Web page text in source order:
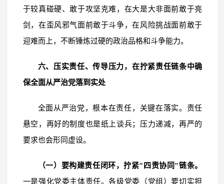
于较真碰硬、敢于攻坚克难，在大是大非面前敢于亮
剑，在歪风邪气面前敢于斗争，在风险挑战面前敢于
迎难而上，不断锤炼过硬的政治品格和斗争能力。
六、压实责任、传导压力，在拧紧责任链条中确
保全面从严治党落到实处
全面从严治党，根本在责任，关键在落实。责任
悬空，再好的制度也是纸上谈兵；压力递减，再严的
要求也会形同虚设。
（一）要构建责任闭环，拧紧"四责协同"链条。
一是强化党委主体责任。各级党委（党组）要切实担